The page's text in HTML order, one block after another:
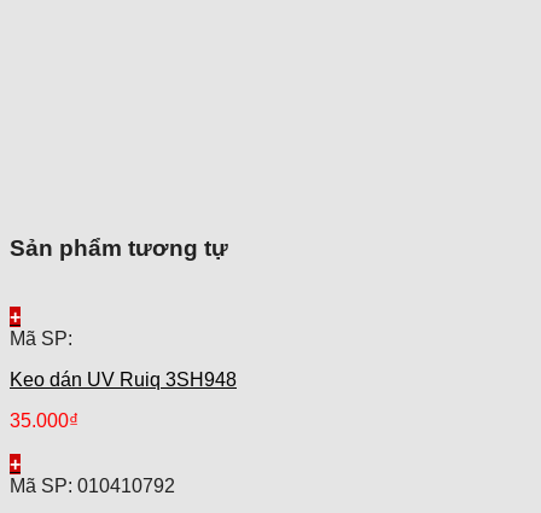
Sản phẩm tương tự
+
Mã SP:
Keo dán UV Ruiq 3SH948
35.000₫
+
Mã SP: 010410792